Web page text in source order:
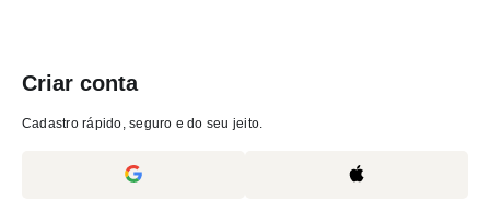
Criar conta
Cadastro rápido, seguro e do seu jeito.